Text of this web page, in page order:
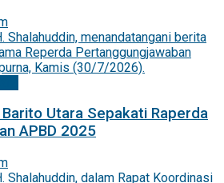
Barito Utara Sepakati Raperda
APBD 2025